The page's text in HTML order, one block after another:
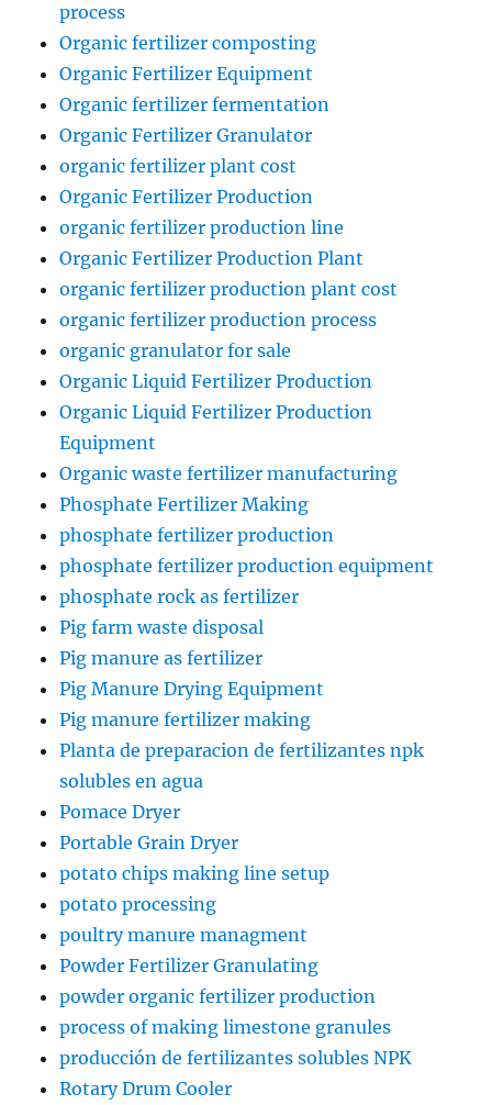
process
Organic fertilizer composting
Organic Fertilizer Equipment
Organic fertilizer fermentation
Organic Fertilizer Granulator
organic fertilizer plant cost
Organic Fertilizer Production
organic fertilizer production line
Organic Fertilizer Production Plant
organic fertilizer production plant cost
organic fertilizer production process
organic granulator for sale
Organic Liquid Fertilizer Production
Organic Liquid Fertilizer Production
Equipment
Organic waste fertilizer manufacturing
Phosphate Fertilizer Making
phosphate fertilizer production
phosphate fertilizer production equipment
phosphate rock as fertilizer
Pig farm waste disposal
Pig manure as fertilizer
Pig Manure Drying Equipment
Pig manure fertilizer making
Planta de preparacion de fertilizantes npk
solubles en agua
Pomace Dryer
Portable Grain Dryer
potato chips making line setup
potato processing
poultry manure managment
Powder Fertilizer Granulating
powder organic fertilizer production
process of making limestone granules
producción de fertilizantes solubles NPK
Rotary Drum Cooler